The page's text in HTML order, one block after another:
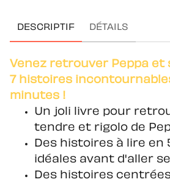
DESCRIPTIF DÉTAILS
Venez retrouver Peppa et
7 histoires
minutes !
Un joli livre pour
tendre et rigolo de
Des histoires à lire en
idéales avant d'aller
Des histoires